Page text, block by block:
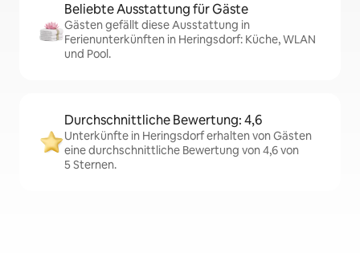
Beliebte Ausstattung für Gäste
Gästen gefällt diese Ausstattung in
Ferienunterkünften in Heringsdorf: Küche, WLAN
und Pool.
Durchschnittliche Bewertung: 4,6
Unterkünfte in Heringsdorf erhalten von Gästen
eine durchschnittliche Bewertung von 4,6 von
5 Sternen.